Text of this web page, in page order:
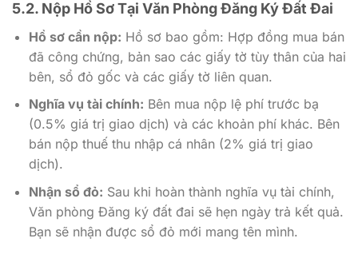
5.2. Nộp Hồ Sơ Tại Văn Phòng Đăng Ký Đất Đai
Hồ sơ cần nộp: Hồ sơ bao gồm: Hợp đồng mua bán
đã công chứng, bản sao các giấy tờ tùy thân của hai
bên, sổ đỏ gốc và các giấy tờ liên quan.
Nghĩa vụ tài chính: Bên mua nộp lệ phí trước bạ
(0.5% giá trị giao dịch) và các khoản phí khác. Bên
bán nộp thuế thu nhập cá nhân (2% giá trị giao
dịch).
Nhận sổ đỏ: Sau khi hoàn thành nghĩa vụ tài chính,
Văn phòng Đăng ký đất đai sẽ hẹn ngày trả kết quả.
Bạn sẽ nhận được sổ đỏ mới mang tên mình.